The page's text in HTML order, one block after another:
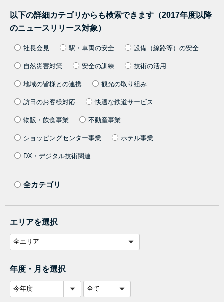
以下の詳細カテゴリからも検索できます（2017年度以降
のニュースリリース対象）
社長会見 駅・車両の安全 設備（線路等）の安全
自然災害対策 安全の訓練 技術の活用
地域の皆様との連携 観光の取り組み
訪日のお客様対応 快適な鉄道サービス
物販・飲食事業 不動産事業
ショッピングセンター事業 ホテル事業
DX・デジタル技術関連
全カテゴリ
エリアを選択
年度・月を選択